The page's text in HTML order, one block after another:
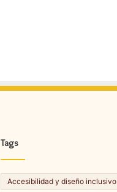
Tags
Accesibilidad y diseño inclusivo